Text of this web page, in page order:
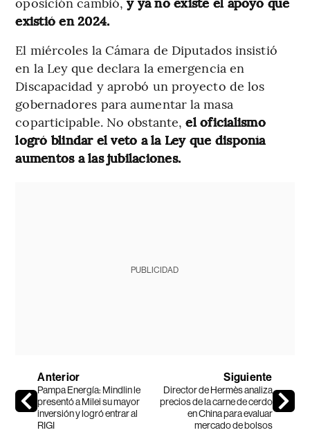
existió en 2024.
El miércoles la Cámara de Diputados insistió
en la Ley que declara la emergencia en
Discapacidad y aprobó un proyecto de los
gobernadores para aumentar la masa
coparticipable. No obstante, el oficialismo
logró blindar el veto a la Ley que disponía
aumentos a las jubilaciones.
PUBLICIDAD
Anterior
Pampa Energía: Mindlin le
presentó a Milei su mayor
inversión y logró entrar al
RIGI
Siguiente
Director de Hermès analiza
precios de la carne de cerdo
en China para evaluar
mercado de bolsos